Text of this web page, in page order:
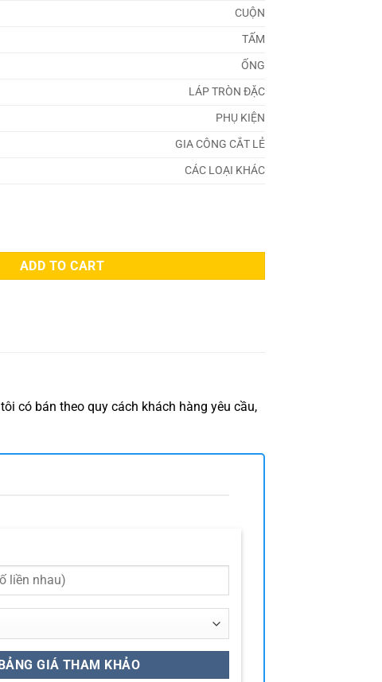
CUỘN
TẤM
ỐNG
LÁP TRÒN ĐẶC
PHỤ KIỆN
GIA CÔNG CẮT LẺ
CÁC LOẠI KHÁC
ADD TO CART
có bán theo quy cách khách hàng yêu cầu,